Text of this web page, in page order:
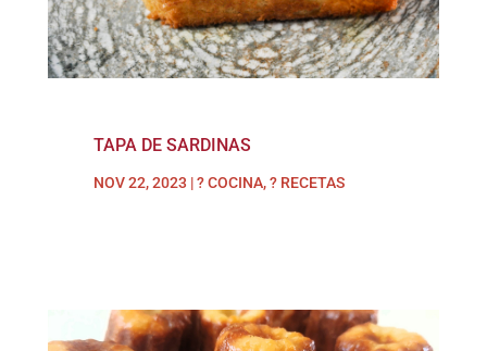
TAPA DE SARDINAS
NOV 22, 2023 |? COCINA,? RECETAS